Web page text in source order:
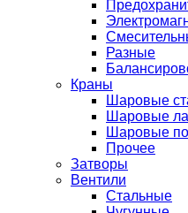
Разные
Краны
Шаровые
Шаровые
Шаровые
Прочее
Затворы
Вентили
Стальные